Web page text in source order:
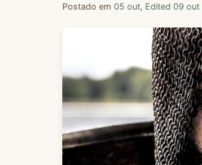
Postado em 05 out, Edited 09 out